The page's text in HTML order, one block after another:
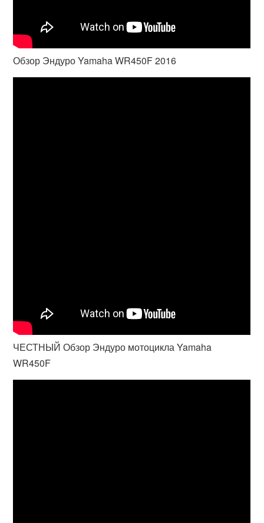
Обзор Эндуро Yamaha WR450F 2016
ЧЕСТНЫЙ Обзор Эндуро мотоцикла Yamaha
WR450F